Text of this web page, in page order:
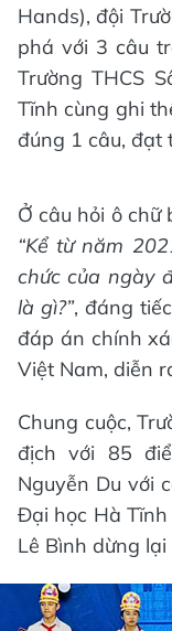
Hands), đội
phá với 3 câu
Trường THCS
Tĩnh cùng ghi
đúng 1 câu, đạt
Ở câu hỏi ô chữ
“Kể từ năm
chức của ngày
là gì?”, đáng
đáp án chính
Việt Nam, diễn
Chung cuộc,
địch với 85
Nguyễn Du với
Đại học Hà Tĩnh
Lê Bình dừng